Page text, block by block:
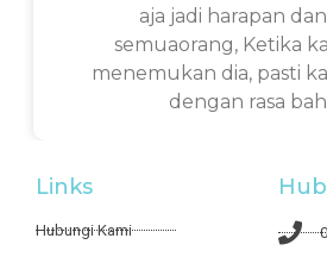
aja jadi harapan
semuaorang, Ketika
menemukan dia, pasti
dengan rasa
Links
Hubungi Kami